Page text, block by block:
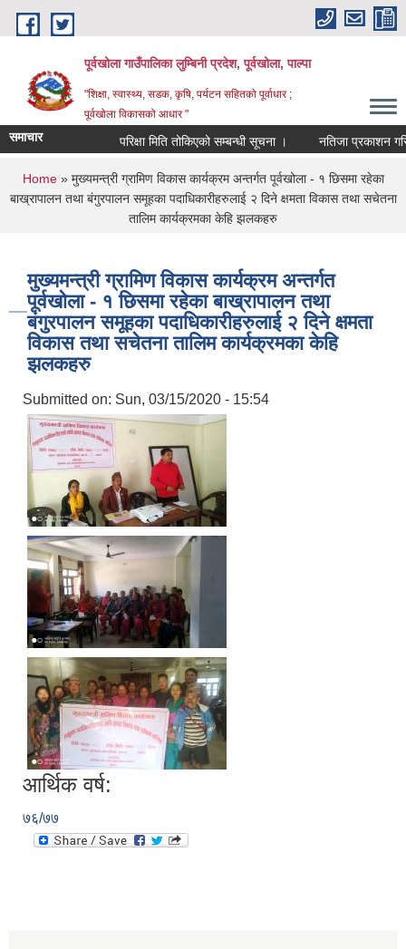
Skip to main content
पूर्वखोला गाउँपालिका लुम्बिनी प्रदेश, पूर्वखोला, पाल्पा
"शिक्षा, स्वास्थ्य, सडक, कृषि, पर्यटन सहितको पूर्वाधार ;
पूर्वखोला विकासको आधार "
समाचार परिक्षा मिति तोकिएको सम्बन्धी सूचना । नतिजा प्रकाशन गरिएको
You are here
Home» मुख्यमन्त्री ग्रामिण विकास कार्यक्रम अन्तर्गत पूर्वखोला - १ छिसमा रहेका
बाख्रापालन तथा बंगुरपालन समूहका पदाधिकारीहरुलाई २ दिने क्षमता विकास तथा सचेतना
तालिम कार्यक्रमका केहि झलकहरु
मुख्यमन्त्री ग्रामिण विकास कार्यक्रम अन्तर्गत
पूर्वखोला - १ छिसमा रहेका बाख्रापालन तथा
बंगुरपालन समूहका पदाधिकारीहरुलाई २ दिने क्षमता
विकास तथा सचेतना तालिम कार्यक्रमका केहि
झलकहरु
Submitted on: Sun, 03/15/2020 - 15:54
आर्थिक वर्ष:
७६/७७